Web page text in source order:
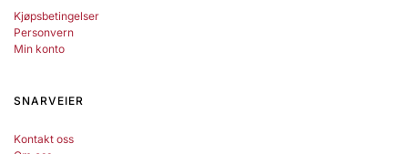
Kjøpsbetingelser
Personvern
Min konto
SNARVEIER
Kontakt oss